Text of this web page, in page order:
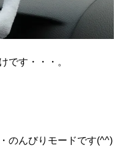
です・・・。
のんびりモードです(^^)